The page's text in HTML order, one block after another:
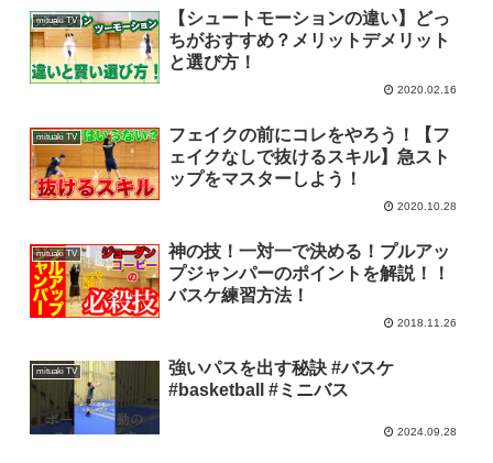
mituaki TV
【シュートモーションの違い】どっ
ちがおすすめ？メリットデメリット
と選び方！
2020.02.16
mituaki TV
フェイクの前にコレをやろう！【フ
ェイクなしで抜けるスキル】急スト
ップをマスターしよう！
2020.10.28
mituaki TV
神の技！一対一で決める！プルアッ
プジャンパーのポイントを解説！！
バスケ練習方法！
2018.11.26
mituaki TV
強いパスを出す秘訣 #バスケ
#basketball #ミニバス
2024.09.28